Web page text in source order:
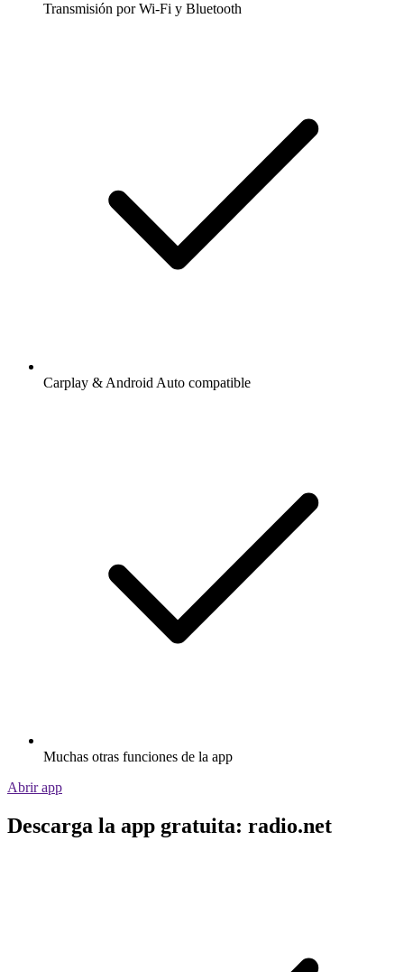
Transmisión por Wi-Fi y Bluetooth
Carplay & Android Auto compatible
Muchas otras funciones de la app
Abrir app
Descarga la app gratuita: radio.net